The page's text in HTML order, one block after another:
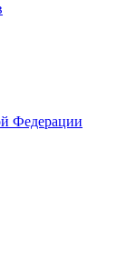
Федерации